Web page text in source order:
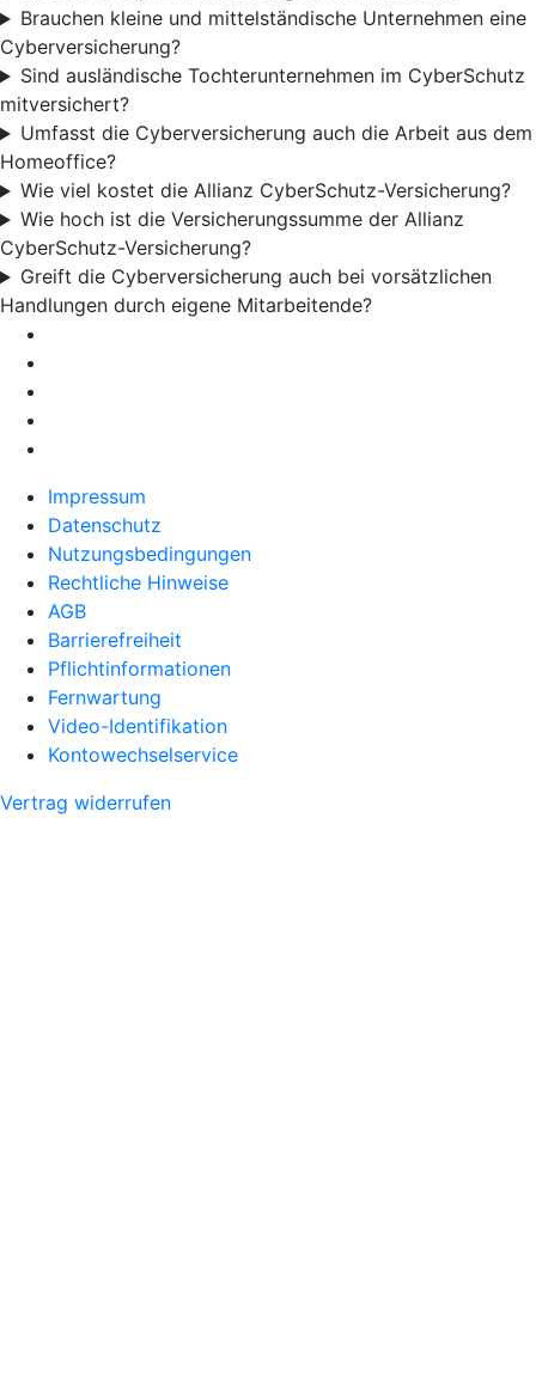
Brauchen kleine und mittelständische Unternehmen eine
Cyberversicherung?
Sind ausländische Tochterunternehmen im CyberSchutz
mitversichert?
Umfasst die Cyberversicherung auch die Arbeit aus dem
Homeoffice?
Wie viel kostet die Allianz CyberSchutz-Versicherung?
Wie hoch ist die Versicherungssumme der Allianz
CyberSchutz-Versicherung?
Greift die Cyberversicherung auch bei vorsätzlichen
Handlungen durch eigene Mitarbeitende?
Impressum
Datenschutz
Nutzungsbedingungen
Rechtliche Hinweise
AGB
Barrierefreiheit
Pflichtinformationen
Fernwartung
Video-Identifikation
Kontowechselservice
Vertrag widerrufen